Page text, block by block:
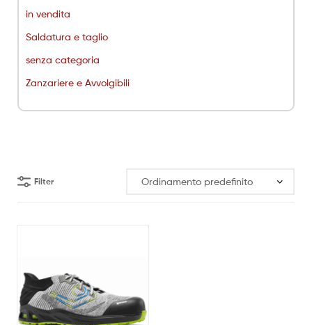
in vendita
Saldatura e taglio
senza categoria
Zanzariere e Avvolgibili
Filter